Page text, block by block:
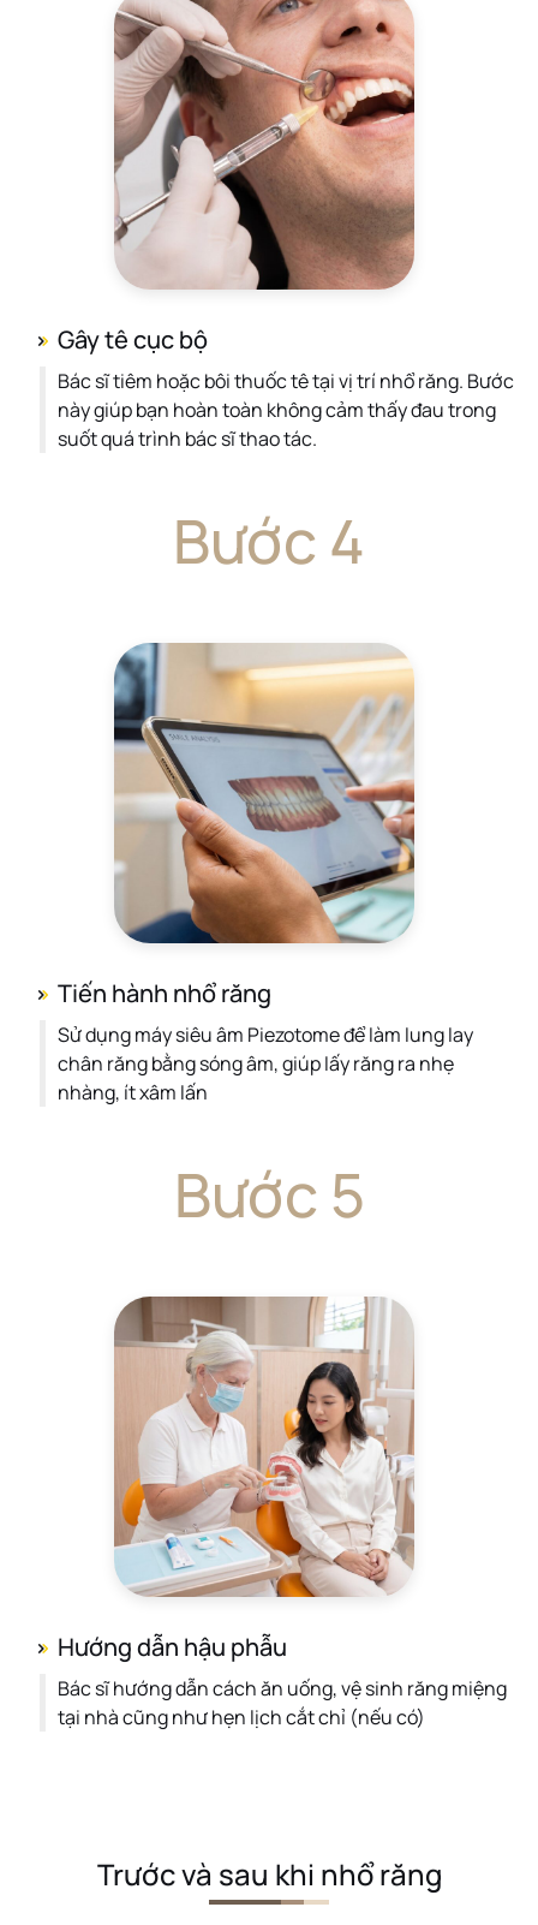
Gây tê cục bộ
Bác sĩ tiêm hoặc bôi thuốc tê tại vị trí nhổ răng. Bước
này giúp bạn hoàn toàn không cảm thấy đau trong
suốt quá trình bác sĩ thao tác.
Bước 4
Tiến hành nhổ răng
Sử dụng máy siêu âm Piezotome để làm lung lay
chân răng bằng sóng âm, giúp lấy răng ra nhẹ
nhàng, ít xâm lấn
Bước 5
Hướng dẫn hậu phẫu
Bác sĩ hướng dẫn cách ăn uống, vệ sinh răng miệng
tại nhà cũng như hẹn lịch cắt chỉ (nếu có)
Trước và sau khi nhổ răng